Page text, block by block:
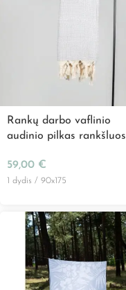
Rankų darbo vaflinio
audinio pilkas
59,00 €
1 dydis / 90x175